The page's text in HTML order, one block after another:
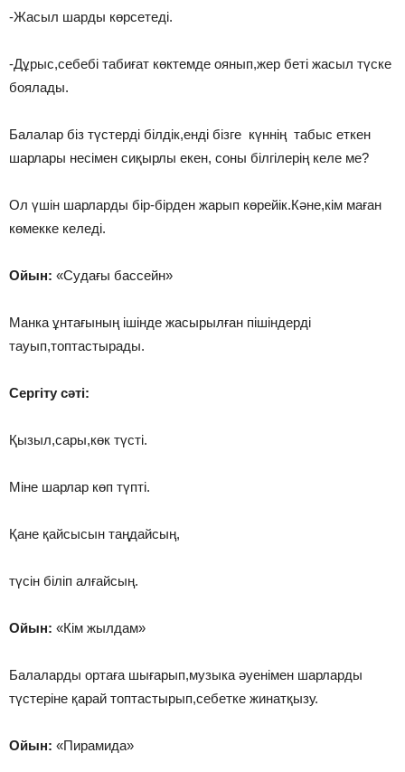
-Жасыл шарды көрсетеді.
-Дұрыс,себебі табиғат көктемде оянып,жер беті жасыл түске
боялады.
Балалар біз түстерді білдік,енді бізге күннің табыс еткен
шарлары несімен сиқырлы екен, соны білгілерің келе ме?
Ол үшін шарларды бір-бірден жарып көрейік.Кәне,кім маған
көмекке келеді.
Ойын: «Судағы бассейн»
Манка ұнтағының ішінде жасырылған пішіндерді
тауып,топтастырады.
Сергіту сәті:
Қызыл,сары,көк түсті.
Міне шарлар көп түпті.
Қане қайсысын таңдайсың,
түсін біліп алғайсың.
Ойын: «Кім жылдам»
Балаларды ортаға шығарып,музыка әуенімен шарларды
түстеріне қарай топтастырып,себетке жинатқызу.
Ойын: «Пирамида»